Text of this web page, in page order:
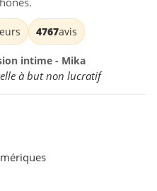
4767avis
intime - Mika
à but non lucratif